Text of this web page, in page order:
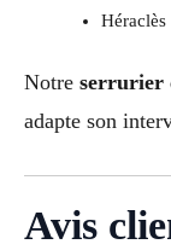
Héraclès
Notre serrurier
adapte son
Avis